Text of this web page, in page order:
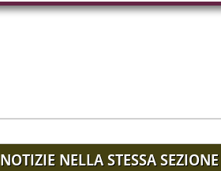
NOTIZIE NELLA STESSA SEZIONE